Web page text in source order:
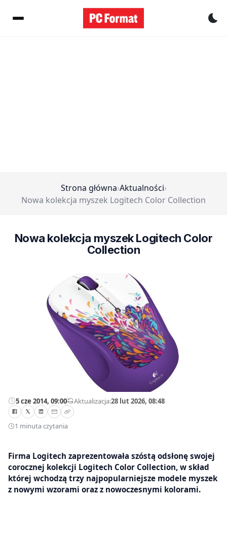
Strona główna›Aktualności›
Nowa kolekcja myszek Logitech Color Collection
Nowa kolekcja myszek Logitech Color
Collection
5 cze 2014, 09:00—Aktualizacja:28 lut 2026, 08:48
1 minuta czytania
Firma Logitech zaprezentowała szóstą odsłonę swojej
corocznej kolekcji Logitech Color Collection, w skład
której wchodzą trzy najpopularniejsze modele myszek
z nowymi wzorami oraz z nowoczesnymi kolorami.